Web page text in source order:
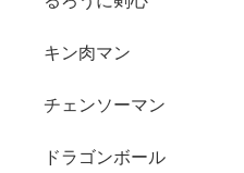
キン肉マン
チェンソーマン
ドラゴンボール